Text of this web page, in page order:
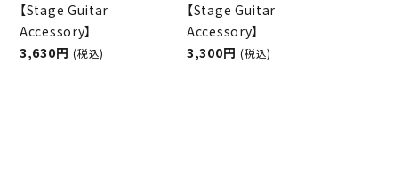
【Stage Guitar
Accessory】
3,630円 (税込)
【Stage Guitar
Accessory】
3,300円 (税込)